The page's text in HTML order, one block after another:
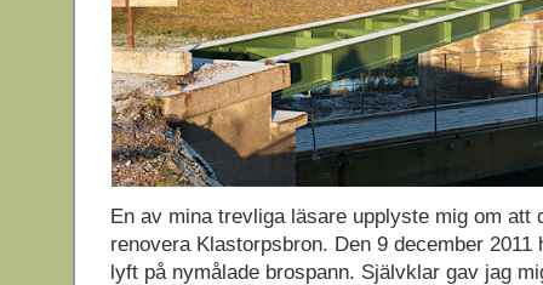
En av mina trevliga läsare upplyste mig om att
renovera Klastorpsbron. Den 9 december 2011
lyft på nymålade brospann. Självklar gav jag